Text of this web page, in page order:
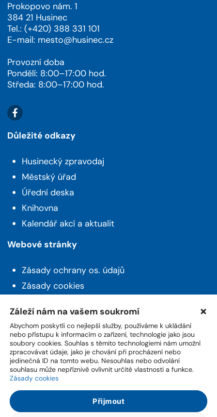
Záleží nám na vašem soukromí
Abychom poskytli co nejlepší služby, používáme k ukládání
nebo přístupu k informacím o zařízení, technologie jako jsou
soubory cookies. Souhlas s těmito technologiemi nám umožní
zpracovávat údaje, jako je chování při procházení nebo
jedinečná ID na tomto webu. Nesouhlas nebo odvolání
souhlasu může nepříznivě ovlivnit určité vlastnosti a funkce.
Zásady cookies
Přijmout
Prokopovo nám. 1
384 21 Husinec
Tel.: (+420) 388 331 101
E-mail: mesto@husinec.cz
Provozní doba
Pondělí: 8:00–17:00 hod.
Středa: 8:00–17:00 hod.
Důležité odkazy
Husinecký zpravodaj
Městský úřad
Úřední deska
Knihovna
Kalendář akcí a aktualit
Webové stránky
Zásady ochrany os. údajů
Zásady cookies
Novinky z Husince
Máte zájem o aktuality a novinky ze života z
města? Přihlašte se k odběru našeho newsletteru.
Přihlášením potvrzuji souhlas, že jsem se seznámil(a) seZásadami